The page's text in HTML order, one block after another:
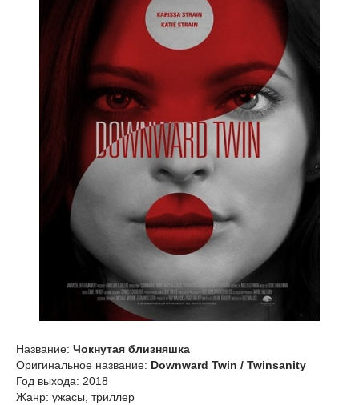
Название: Чокнутая близняшка
Оригинальное название: Downward Twin / Twinsanity
Год выхода: 2018
Жанр: ужасы, триллер